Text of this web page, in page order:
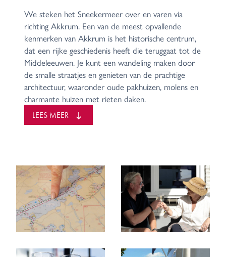
We steken het Sneekermeer over en varen via
richting Akkrum. Een van de meest opvallende
kenmerken van Akkrum is het historische centrum,
dat een rijke geschiedenis heeft die teruggaat tot de
Middeleeuwen. Je kunt een wandeling maken door
de smalle straatjes en genieten van de prachtige
architectuur, waaronder oude pakhuizen, molens en
charmante huizen met rieten daken.
Vanaf Akkrum vaar je verder over Het Deel en het
Nieuwe Heerenveense Kanaal richting Heerenveen.
ook uitstekende restaurants te vinden. Naast de
vele eetgelegenheden zijn er nog tal van andere
activiteiten te ondernemen, zoals een bezoek aan
de bioscoop, musea en uitgaansgelegenheden
Na Heerenveen vervolgt de Route over de
Engelenvaart is een vrij ondiepe vaargeul in Friesland.
LEES MEER